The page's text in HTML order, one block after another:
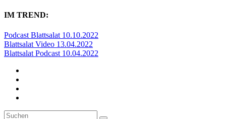
IM TREND:
Podcast Blattsalat 10.10.2022
Blattsalat Video 13.04.2022
Blattsalat Podcast 10.04.2022